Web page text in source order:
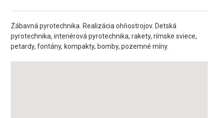
Zábavná pyrotechnika. Realizácia ohňostrojov. Detská
pyrotechnika, interiérová pyrotechnika, rakety, rímske sviece,
petardy, fontány, kompakty, bomby, pozemné míny.